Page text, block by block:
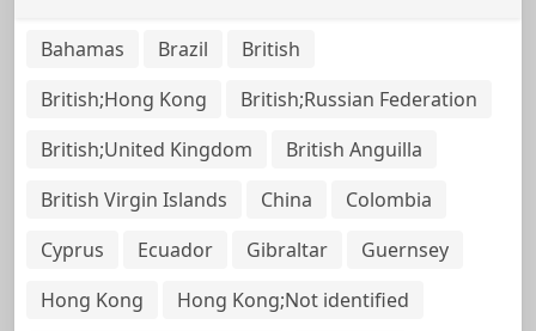
Bahamas Brazil
British
British;Hong Kong
British;Russian Federation
British;United Kingdom
British Anguilla
British Virgin Islands
China
Colombia
Cyprus
Ecuador Gibraltar
Guernsey
Hong Kong
Hong Kong;Not identified